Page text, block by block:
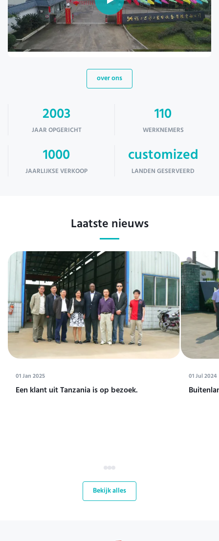
over ons
2003
JAAR OPGERICHT
110
WERKNEMERS
1000
JAARLIJKSE VERKOOP
customized
LANDEN GESERVEERD
Laatste nieuws
01 Jan 2025
Een klant uit Tanzania is op bezoek.
01 Jul 2024
Bekijk alles